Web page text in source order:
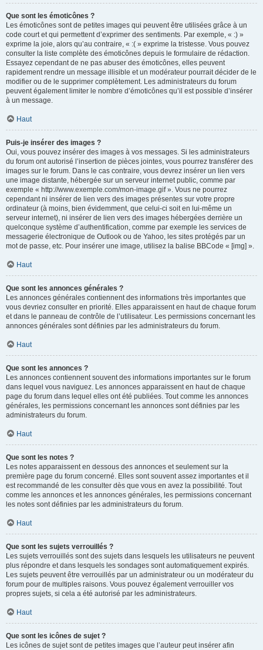
Que sont les émoticônes ?
Les émoticônes sont de petites images qui peuvent être utilisées grâce à un
code court et qui permettent d’exprimer des sentiments. Par exemple, « :) »
exprime la joie, alors qu’au contraire, « :( » exprime la tristesse. Vous pouvez
consulter la liste complète des émoticônes depuis le formulaire de rédaction.
Essayez cependant de ne pas abuser des émoticônes, elles peuvent
rapidement rendre un message illisible et un modérateur pourrait décider de le
modifier ou de le supprimer complètement. Les administrateurs du forum
peuvent également limiter le nombre d’émoticônes qu’il est possible d’insérer
à un message.
Haut
Puis-je insérer des images ?
Oui, vous pouvez insérer des images à vos messages. Si les administrateurs
du forum ont autorisé l’insertion de pièces jointes, vous pourrez transférer des
images sur le forum. Dans le cas contraire, vous devrez insérer un lien vers
une image distante, hébergée sur un serveur internet public, comme par
exemple « http://www.exemple.com/mon-image.gif ». Vous ne pourrez
cependant ni insérer de lien vers des images présentes sur votre propre
ordinateur (à moins, bien évidemment, que celui-ci soit en lui-même un
serveur internet), ni insérer de lien vers des images hébergées derrière un
quelconque système d’authentification, comme par exemple les services de
messagerie électronique de Outlook ou de Yahoo, les sites protégés par un
mot de passe, etc. Pour insérer une image, utilisez la balise BBCode « [img] ».
Haut
Que sont les annonces générales ?
Les annonces générales contiennent des informations très importantes que
vous devriez consulter en priorité. Elles apparaissent en haut de chaque forum
et dans le panneau de contrôle de l’utilisateur. Les permissions concernant les
annonces générales sont définies par les administrateurs du forum.
Haut
Que sont les annonces ?
Les annonces contiennent souvent des informations importantes sur le forum
dans lequel vous naviguez. Les annonces apparaissent en haut de chaque
page du forum dans lequel elles ont été publiées. Tout comme les annonces
générales, les permissions concernant les annonces sont définies par les
administrateurs du forum.
Haut
Que sont les notes ?
Les notes apparaissent en dessous des annonces et seulement sur la
première page du forum concerné. Elles sont souvent assez importantes et il
est recommandé de les consulter dès que vous en avez la possibilité. Tout
comme les annonces et les annonces générales, les permissions concernant
les notes sont définies par les administrateurs du forum.
Haut
Que sont les sujets verrouillés ?
Les sujets verrouillés sont des sujets dans lesquels les utilisateurs ne peuvent
plus répondre et dans lesquels les sondages sont automatiquement expirés.
Les sujets peuvent être verrouillés par un administrateur ou un modérateur du
forum pour de multiples raisons. Vous pouvez également verrouiller vos
propres sujets, si cela a été autorisé par les administrateurs.
Haut
Que sont les icônes de sujet ?
Les icônes de sujet sont de petites images que l’auteur peut insérer afin